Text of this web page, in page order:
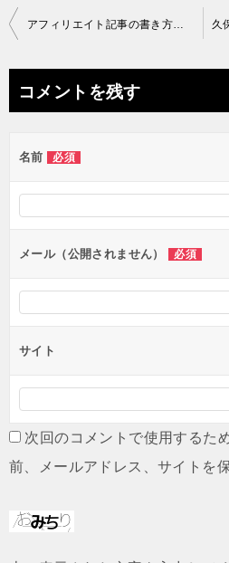
投
ビ
ー
シ
ン
アフィリエイト記事の書き方で悩む。いつも手が止まって挫折する方へ
コメントを残す
名前 必須
メール（公開されません） 必須
サイト
次回のコメントで使用するた
前、メールアドレス、サイトを